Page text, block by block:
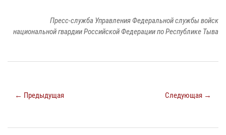
Пресс-служба Управления Федеральной службы войск
национальной гвардии Российской Федерации по Республике Тыва
← Предыдущая Следующая →